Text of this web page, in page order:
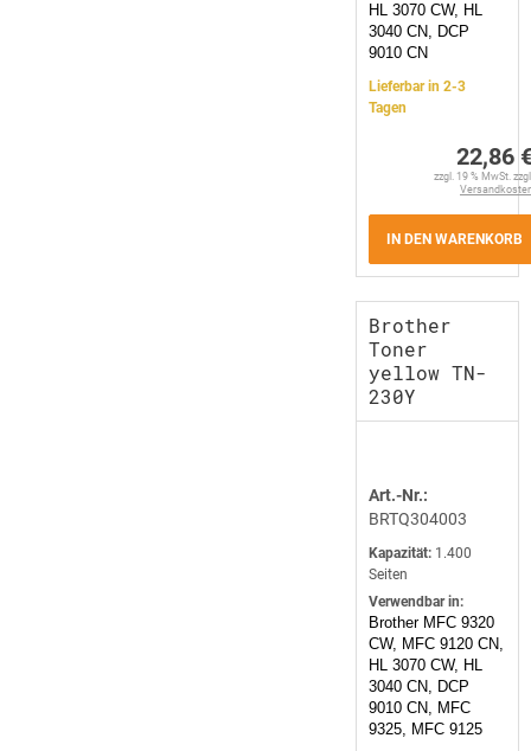
HL 3070 CW, HL
3040 CN, DCP
9010 CN
Lieferbar in 2-3
Tagen
22,86
zzgl. 19 % MwSt.
IN DEN WARENKORB
Brother
Toner
yellow TN-
230Y
Art.-Nr.:
BRTQ304003
Kapazität: 1.400
Seiten
Verwendbar in:
Brother MFC 9320
CW, MFC 9120 CN,
HL 3070 CW, HL
3040 CN, DCP
9010 CN, MFC
9325, MFC 9125